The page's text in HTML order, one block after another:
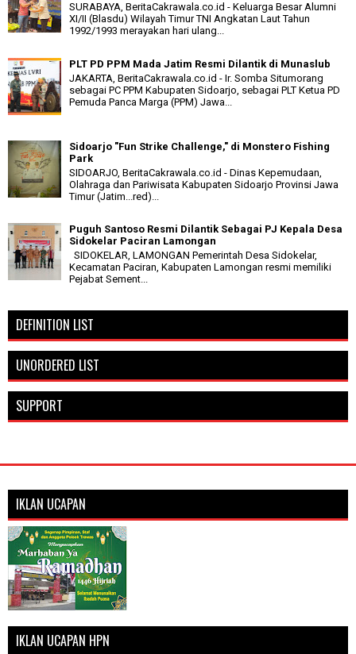
SURABAYA, BeritaCakrawala.co.id - Keluarga Besar Alumni
XI/II (Blasdu) Wilayah Timur TNI Angkatan Laut Tahun
1992/1993 merayakan hari ulang...
PLT PD PPM Mada Jatim Resmi Dilantik di Munaslub
JAKARTA, BeritaCakrawala.co.id - Ir. Somba Situmorang
sebagai PC PPM Kabupaten Sidoarjo, sebagai PLT Ketua PD
Pemuda Panca Marga (PPM) Jawa...
Sidoarjo "Fun Strike Challenge," di Monstero Fishing
Park
SIDOARJO, BeritaCakrawala.co.id - Dinas Kepemudaan,
Olahraga dan Pariwisata Kabupaten Sidoarjo Provinsi Jawa
Timur (Jatim...red)...
Puguh Santoso Resmi Dilantik Sebagai PJ Kepala Desa
Sidokelar Paciran Lamongan
SIDOKELAR, LAMONGAN Pemerintah Desa Sidokelar,
Kecamatan Paciran, Kabupaten Lamongan resmi memiliki
Pejabat Sement...
DEFINITION LIST
UNORDERED LIST
SUPPORT
IKLAN UCAPAN
IKLAN UCAPAN HPN